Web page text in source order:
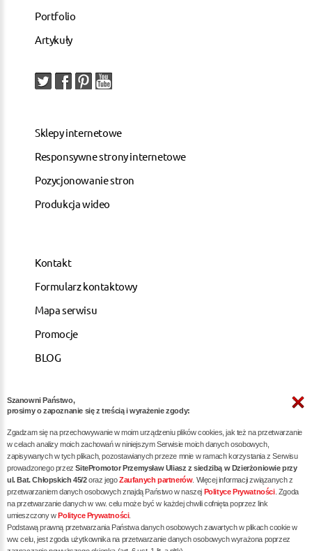
Portfolio
Artykuły
Sklepy internetowe
Responsywne strony internetowe
Pozycjonowanie stron
Produkcja wideo
Kontakt
Formularz kontaktowy
Mapa serwisu
Promocje
BLOG
ARTYKUŁY
Pozycjonowanie dla kancelarii notarialnych -
skuteczna promocja w internecie
Skuteczne Pozycjonowanie, Marketing internetowy i
Reklama dla Siłowni oraz Trenerów Personalnych
Pozycjonowanie / reklama dla dietetyka - zwiększ
liczbę pacjentów poprzez skuteczne SEO
Szanowni Państwo,
prosimy o zapoznanie się z treścią i wyrażenie zgody:
Zgadzam się na przechowywanie w moim urządzeniu plików cookies, jak też na przetwarzanie
w celach analizy moich zachowań w niniejszym Serwisie moich danych osobowych,
zapisywanych w tych plikach, pozostawianych przeze mnie w ramach korzystania z Serwisu
prowadzonego przezSitePromotor Przemysław Uliasz z siedzibą w Dzierżoniowie przy
ul. Bat. Chłopskich 45/2oraz jegoZaufanych partnerów. Więcej informacji związanych z
przetwarzaniem danych osobowych znajdą Państwo w naszej Polityce Prywatności. Zgoda
na przetwarzanie danych w ww. celu może być w każdej chwili cofnięta poprzez link
umieszczony wPolityce Prywatności.
Podstawą prawną przetwarzania Państwa danych osobowych zawartych w plikach cookie w
ww. celu, jest zgoda użytkownika na przetwarzanie danych osobowych wyrażona poprzez